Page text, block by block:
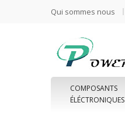
Qui sommes nous
COMPOSANTS
ÉLÉCTRONIQUES